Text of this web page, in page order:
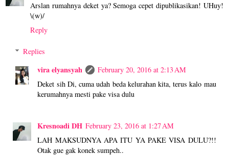
Arslan rumahnya deket ya? Semoga cepet dipublikasikan! UHuy!
\(w)/
Reply
Replies
vira elyansyah
February 20, 2016 at 2:13 AM
Deket sih Di, cuma udah beda kelurahan kita, terus kalo mau
kerumahnya mesti pake visa dulu
Kresnoadi DH February 23, 2016 at 1:27 AM
LAH MAKSUDNYA APA ITU YA PAKE VISA DULU?!!
Otak gue gak konek sumpeh..